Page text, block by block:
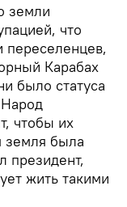
земли
что
Карабах
было статуса
чтобы их
земля была
президент,
жить такими